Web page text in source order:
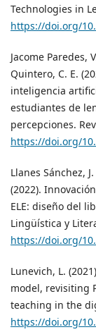
Technologies in
https://doi.org/
Jacome Paredes,
Quintero, C. E.
inteligencia
estudiantes de
percepciones.
https://doi.org/
Llanes Sánchez,
(2022).
ELE: diseño del
Lingüística y
https://doi.org/
Lunevich, L.
model, revisiting
teaching in the
https://doi.org/